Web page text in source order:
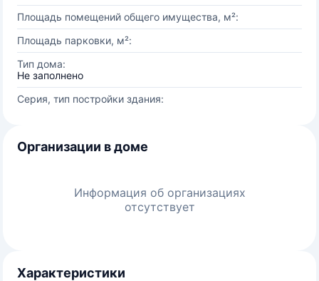
Площадь помещений общего имущества, м²:
Площадь парковки, м²:
Тип дома:
Не заполнено
Серия, тип постройки здания:
Организации в доме
Информация об организациях
отсутствует
Характеристики